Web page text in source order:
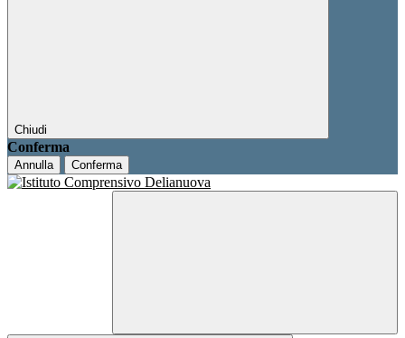
Chiudi
Conferma
Annulla Conferma